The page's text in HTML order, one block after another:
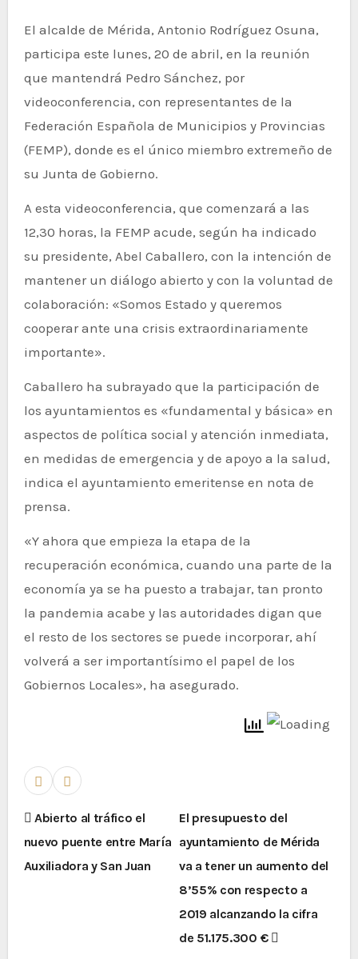
El alcalde de Mérida, Antonio Rodríguez Osuna,
participa este lunes, 20 de abril, en la reunión
que mantendrá Pedro Sánchez, por
videoconferencia, con representantes de la
Federación Española de Municipios y Provincias
(FEMP), donde es el único miembro extremeño de
su Junta de Gobierno.
A esta videoconferencia, que comenzará a las
12,30 horas, la FEMP acude, según ha indicado
su presidente, Abel Caballero, con la intención de
mantener un diálogo abierto y con la voluntad de
colaboración: «Somos Estado y queremos
cooperar ante una crisis extraordinariamente
importante».
Caballero ha subrayado que la participación de
los ayuntamientos es «fundamental y básica» en
aspectos de política social y atención inmediata,
en medidas de emergencia y de apoyo a la salud,
indica el ayuntamiento emeritense en nota de
prensa.
«Y ahora que empieza la etapa de la
recuperación económica, cuando una parte de la
economía ya se ha puesto a trabajar, tan pronto
la pandemia acabe y las autoridades digan que
el resto de los sectores se puede incorporar, ahí
volverá a ser importantísimo el papel de los
Gobiernos Locales», ha asegurado.
Abierto al tráfico el
nuevo puente entre María
Auxiliadora y San Juan
El presupuesto del
ayuntamiento de Mérida
va a tener un aumento del
8’55% con respecto a
2019 alcanzando la cifra
de 51.175.300 €